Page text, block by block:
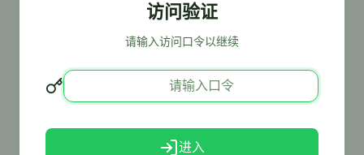
访问验证
请输入访问口令以继续
进入